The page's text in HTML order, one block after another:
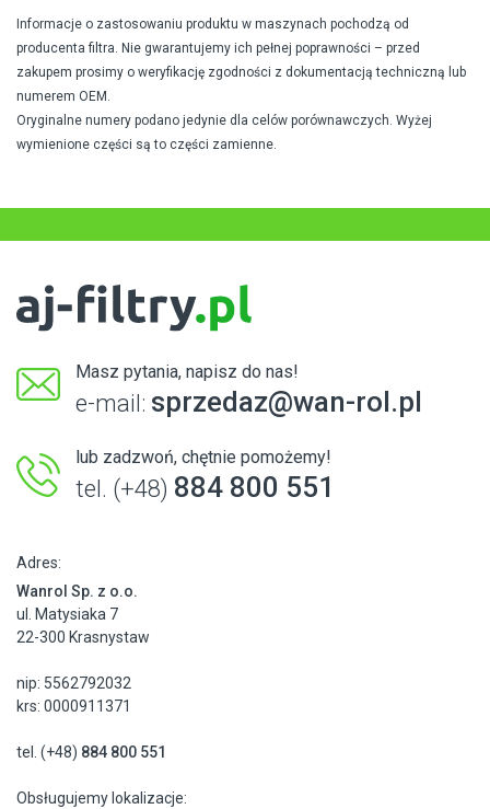
Informacje o zastosowaniu produktu w maszynach pochodzą od
producenta filtra. Nie gwarantujemy ich pełnej poprawności – przed
zakupem prosimy o weryfikację zgodności z dokumentacją techniczną lub
numerem OEM.
Oryginalne numery podano jedynie dla celów porównawczych. Wyżej
wymienione części są to części zamienne.
Masz pytania, napisz do nas!
e-mail: sprzedaz@wan-rol.pl
lub zadzwoń, chętnie pomożemy!
tel. (+48) 884 800 551
Adres:
Wanrol Sp. z o.o.
ul. Matysiaka 7
22-300 Krasnystaw
nip: 5562792032
krs: 0000911371
tel. (+48) 884 800 551
Obsługujemy lokalizacje: